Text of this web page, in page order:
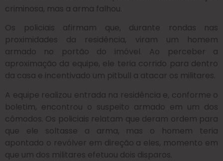
criminosa, mas a arma falhou.
Os policiais afirmam que, durante rondas nas
proximidades da residência, viram um homem
armado no portão do imóvel. Ao perceber a
aproximação da equipe, ele teria corrido para dentro
da casa e incentivado um pitbull a atacar os militares.
A equipe realizou entrada na residência e, conforme o
boletim, encontrou o suspeito armado em um dos
cômodos. Os policiais relatam que deram ordem para
que ele soltasse a arma, mas o homem teria
apontado o revólver em direção a eles, momento em
que um dos militares efetuou dois disparos.